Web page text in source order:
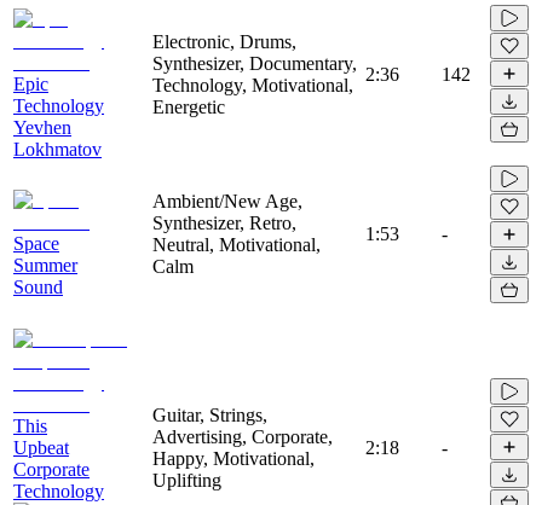
Epic
Technology
Yevhen
Lokhmatov
Electronic, Drums,
Synthesizer, Documentary,
Technology, Motivational,
Energetic
2:36 142
Space
Summer
Sound
Ambient/New Age,
Synthesizer, Retro,
Neutral, Motivational,
Calm
1:53 -
This
Upbeat
Corporate
Technology
Guitar, Strings,
Advertising, Corporate,
Happy, Motivational,
Uplifting
2:18 -